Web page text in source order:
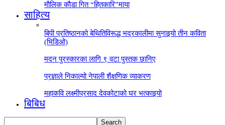
माैलिक काैडा गित “हितकारि”माया
साहित्य
बिपी प्रतिष्ठानको बेथितिविरूद्ध भद्रकालीमा सुनाइयो तीन कविता
(भिडिओ)
मदन पुरस्कारका लागि ९ वटा पुस्तक छानिए
प्रज्ञाले निकाल्यो नेपाली शैक्षणिक व्याकरण
महाकवि लक्ष्मीप्रसाद देवकोटाको घर भत्काइयो
बिबिध